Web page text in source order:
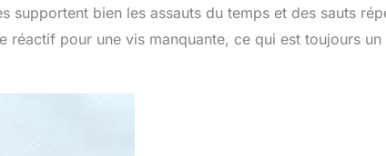
supportent bien les assauts du temps et des sauts
réactif pour une vis manquante, ce qui est toujours un